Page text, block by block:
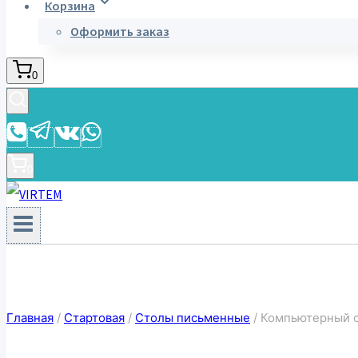
Корзина
Оформить заказ
0
Главная / Стартовая / Столы письменные / Компьютерный